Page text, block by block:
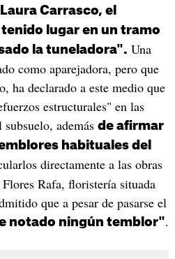
Laura Carrasco, el
lugar en un tramo
la tuneladora". Una
como aparejadora, pero que
ha declarado a este medio que
estructurales" en las
además de afirmar
habituales del
directamente a las obras
Rafa, floristería situada
que a pesar de pasarse el
notado ningún temblor".